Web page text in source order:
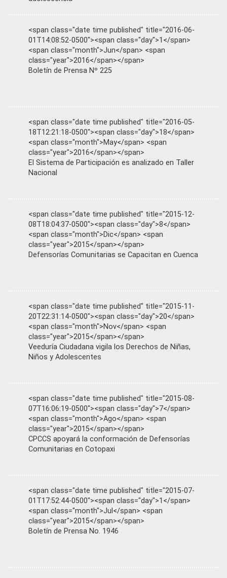
<span class="date time published" title="2016-06-
01T14:08:52-0500"><span class="day">1</span>
<span class="month">Jun</span> <span
class="year">2016</span></span>
Boletín de Prensa Nº 225
<span class="date time published" title="2016-05-
18T12:21:18-0500"><span class="day">18</span>
<span class="month">May</span> <span
class="year">2016</span></span>
El Sistema de Participación es analizado en Taller
Nacional
<span class="date time published" title="2015-12-
08T18:04:37-0500"><span class="day">8</span>
<span class="month">Dic</span> <span
class="year">2015</span></span>
Defensorías Comunitarias se Capacitan en Cuenca
<span class="date time published" title="2015-11-
20T22:31:14-0500"><span class="day">20</span>
<span class="month">Nov</span> <span
class="year">2015</span></span>
Veeduría Ciudadana vigila los Derechos de Niñas,
Niños y Adolescentes
<span class="date time published" title="2015-08-
07T16:06:19-0500"><span class="day">7</span>
<span class="month">Ago</span> <span
class="year">2015</span></span>
CPCCS apoyará la conformación de Defensorías
Comunitarias en Cotopaxi
<span class="date time published" title="2015-07-
01T17:52:44-0500"><span class="day">1</span>
<span class="month">Jul</span> <span
class="year">2015</span></span>
Boletín de Prensa No. 1946